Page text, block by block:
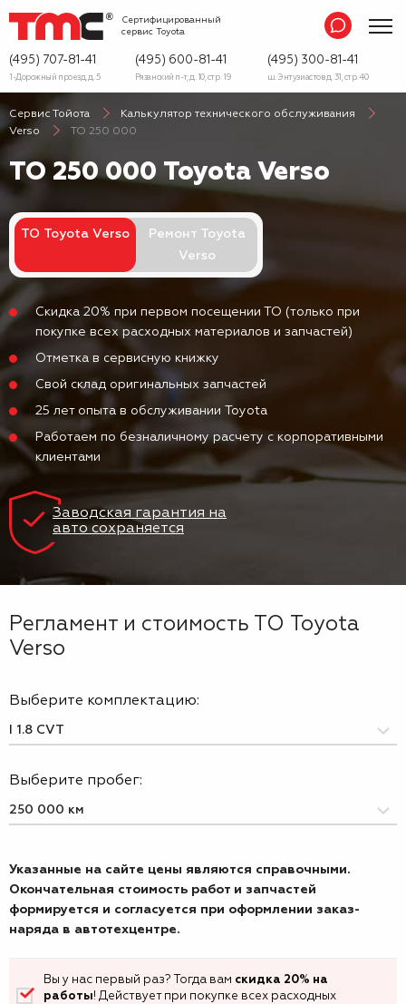
Сертифицированный
сервис Toyota
(495) 707-81-41
1-Дорожный проезд, д. 5
(495) 600-81-41
Рязанский п-т, д. 10, стр. 19
(495) 300-81-41
ш. Энтузиастов д. 31, стр. 40
Сервис Тойота
Калькулятор технического обслуживания
Verso
ТО 250 000
ТО 250 000 Toyota Verso
ТО Toyota Verso
Ремонт Toyota
Verso
Скидка 20% при первом посещении ТО (только при
покупке всех расходных материалов и запчастей)
Отметка в сервисную книжку
Свой склад оригинальных запчастей
25 лет опыта в обслуживании Toyota
Работаем по безналичному расчету с корпоративными
клиентами
Заводская гарантия на
авто сохраняется
Регламент и стоимость ТО Toyota
Verso
Выберите комплектацию:
Выберите пробег:
Указанные на сайте цены являются справочными.
Окончательная стоимость работ и запчастей
формируется и согласуется при оформлении заказ-
наряда в автотехцентре.
Вы у нас первый раз? Тогда вам скидка 20% на
работы! Действует при покупке всех расходных